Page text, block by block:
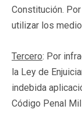
Constitución.
utilizar los
Tercero: Por
la Ley de
indebida
Código Penal